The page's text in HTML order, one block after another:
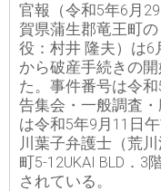
官報（令和5年6月
賀県蒲生郡竜王町
役：村井 隆夫）は6
から破産手続きの
た。事件番号は令
告集会・一般調査
は令和5年9月11日
川葉子弁護士（荒
町5-12UKAI BLD．3
されている。